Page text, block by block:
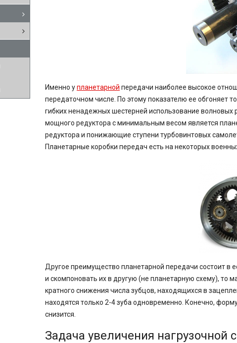
Именно упланетарной передачи наиболее высокое
передаточном числе. По этому показателю ее обгоняет
гибких ненадежных шестерней использование
мощного редуктора с минимальным весом является
редуктора и понижающие ступени турбовинтовых
Планетарные коробки передач есть на некоторых
Другое преимущество планетарной передачи состоит в
и скомпоновать их в другую (не планетарную схему), то
кратного снижения числа зубцов, находящихся в
находятся только 2-4 зуба одновременно. Конечно,
снизится.
Задача увеличения нагрузочной